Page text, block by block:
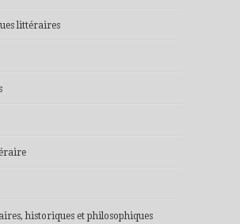
littéraires
historiques et philosophiques